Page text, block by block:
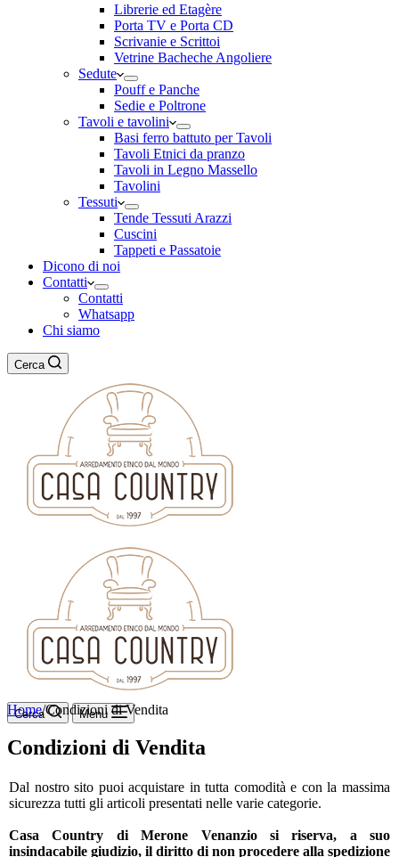
Librerie ed Etagère
Porta TV e Porta CD
Scrivanie e Scrittoi
Vetrine Bacheche Angoliere
Sedute
Pouff e Panche
Sedie e Poltrone
Tavoli e tavolini
Basi ferro battuto per Tavoli
Tavoli Etnici da pranzo
Tavoli in Legno Massello
Tavolini
Tessuti
Tende Tessuti Arazzi
Cuscini
Tappeti e Passatoie
Dicono di noi
Contatti
Contatti
Whatsapp
Chi siamo
Cerca
Cerca Menu
Home/Condizioni di Vendita
Condizioni di Vendita
Dal nostro sito puoi acquistare in tutta comodità e con la massima
sicurezza tutti gli articoli presentati nelle varie categorie.
Casa Country
di Merone Venanzio si riserva, a suo
insindacabile giudizio, il diritto di non procedere alla spedizione